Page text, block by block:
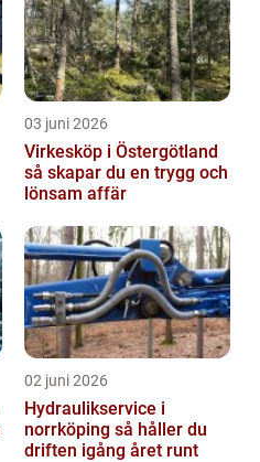
03 juni 2026
Virkesköp i Östergötland
så skapar du en trygg och
lönsam affär
02 juni 2026
Hydraulikservice i
norrköping så håller du
driften igång året runt